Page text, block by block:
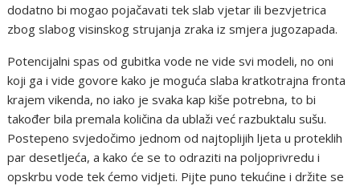
dodatno bi mogao pojačavati tek slab vjetar ili bezvjetrica
zbog slabog visinskog strujanja zraka iz smjera jugozapada.
Potencijalni spas od gubitka vode ne vide svi modeli, no oni
koji ga i vide govore kako je moguća slaba kratkotrajna fronta
krajem vikenda, no iako je svaka kap kiše potrebna, to bi
također bila premala količina da ublaži već razbuktalu sušu.
Postepeno svjedočimo jednom od najtoplijih ljeta u proteklih
par desetljeća, a kako će se to odraziti na poljoprivredu i
opskrbu vode tek ćemo vidjeti. Pijte puno tekućine i držite se